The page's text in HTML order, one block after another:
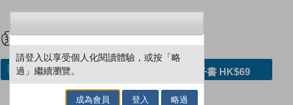
加入／閱讀電子書 購買電子書 HK$69
請登入以享受個人化閱讀體驗，或按「略
過」繼續瀏覽。
成為會員 登入 略過